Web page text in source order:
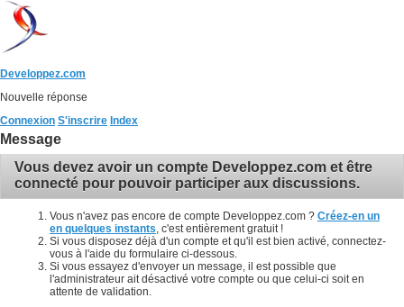
Developpez.com
Nouvelle réponse
Connexion S'inscrire Index
Message
Vous devez avoir un compte Developpez.com et être
connecté pour pouvoir participer aux discussions.
Vous n'avez pas encore de compte Developpez.com ? Créez-en un
en quelques instants , c'est entièrement gratuit !
Si vous disposez déjà d'un compte et qu'il est bien activé, connectez-
vous à l'aide du formulaire ci-dessous.
Si vous essayez d'envoyer un message, il est possible que
l'administrateur ait désactivé votre compte ou que celui-ci soit en
attente de validation.